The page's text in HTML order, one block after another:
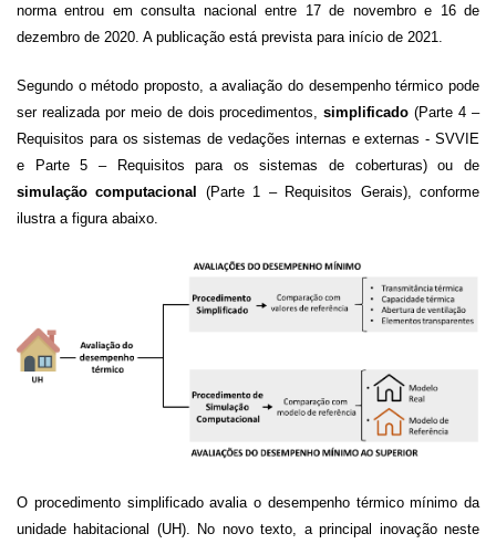
norma entrou em consulta nacional entre 17 de novembro e 16 de
dezembro de 2020. A publicação está prevista para início de 2021.
Segundo o método proposto, a avaliação do desempenho térmico pode
ser realizada por meio de dois procedimentos,simplificado (Parte 4 –
Requisitos para os sistemas de vedações internas e externas - SVVIE
e Parte 5 – Requisitos para os sistemas de coberturas) ou de
simulação computacional
(Parte 1 – Requisitos Gerais), conforme
ilustra a figura abaixo.
O procedimento simplificado avalia o desempenho térmico mínimo da
unidade habitacional (UH). No novo texto, a principal inovação neste